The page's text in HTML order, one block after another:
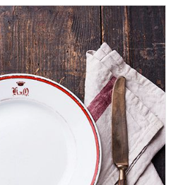
INLOGGEN
AANMELDEN
HOME